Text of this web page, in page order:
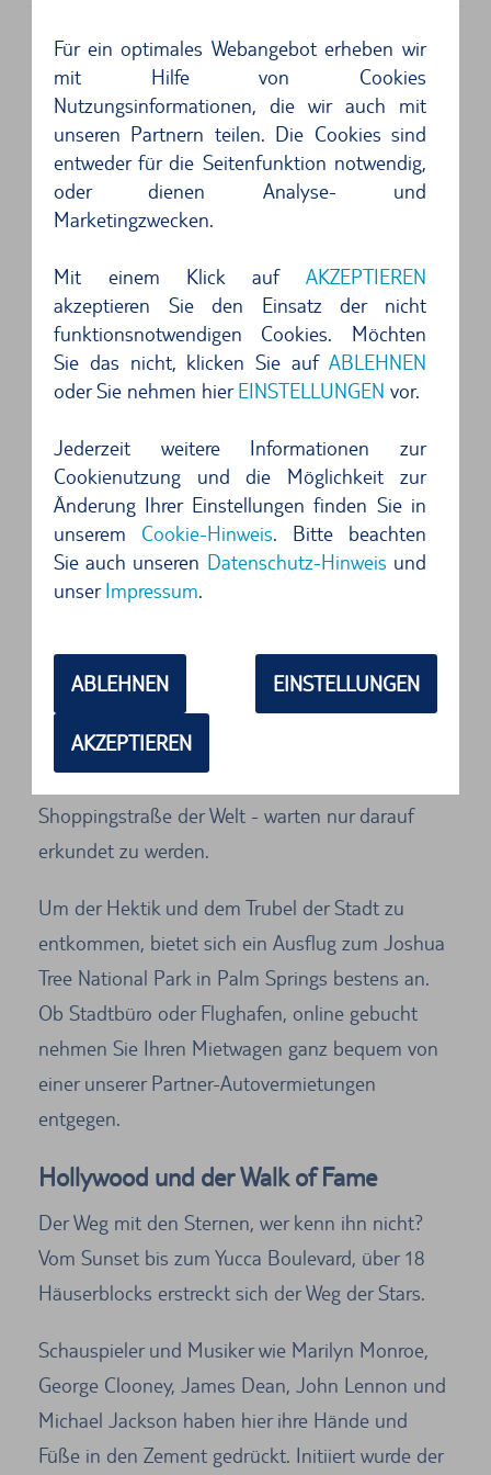
Für ein optimales Webangebot erheben wir
mit Hilfe von Cookies
Nutzungsinformationen, die wir auch mit
unseren Partnern teilen. Die Cookies sind
entweder für die Seitenfunktion notwendig,
oder dienen Analyse- und
Marketingzwecken.
Mit einem Klick aufAKZEPTIEREN
akzeptieren Sie den Einsatz der nicht
funktionsnotwendigen Cookies. Möchten
Sie das nicht, klicken Sie aufABLEHNEN
oder Sie nehmen hierEINSTELLUNGEN vor.
Jederzeit weitere Informationen zur
Cookienutzung und die Möglichkeit zur
Änderung Ihrer Einstellungen finden Sie in
unserem Cookie-Hinweis. Bitte beachten
Sie auch unseren Datenschutz-Hinweis und
unserImpressum.
ABLEHNEN EINSTELLUNGEN
AKZEPTIEREN
Los Angeles – Mit dem Mietwagen
durch Beverly Hills
Schon aus der Vogelperspektive lässt sich die
nicht enden wollende Küstenlinie erkennen, die
sich sanft an den Pazifischen Ozean schmiegt.
Los Angeles – die Stadt der Engel. Bekannt
durch Stars und Sternchen, berühmt durch den
legendären Schriftzug in den Hollywood Hills.
Die schachbrettartig angelegten Straßen lassen
sich wunderbar mit einem Mietwagen von TUI
Cars erkunden.
Der wohl bekannteste Stadtteil der Welt - Beverly
Hills - befindet sich im Norden der
Megametropole. Mit einer zuvor erstandenen
Straßenkarte geht es mit dem Mietwagen
zwischen Villen und Palmen auf Promi-Jagd. Ein
bei der Masse an Leihwagen unter TUICars.com
schnell gefunden haben. Unzählige Highlights
wie Venice Beach, Sunset Strip und der Rodeo
Drive - die Promimeile und teuerste
Shoppingstraße der Welt - warten nur darauf
erkundet zu werden.
Um der Hektik und dem Trubel der Stadt zu
entkommen, bietet sich ein Ausflug zum Joshua
Tree National Park in Palm Springs bestens an.
Ob Stadtbüro oder Flughafen, online gebucht
nehmen Sie Ihren Mietwagen ganz bequem von
einer unserer Partner-Autovermietungen
entgegen.
Hollywood und der Walk of Fame
Der Weg mit den Sternen, wer kenn ihn nicht?
Vom Sunset bis zum Yucca Boulevard, über 18
Häuserblocks erstreckt sich der Weg der Stars.
Schauspieler und Musiker wie Marilyn Monroe,
George Clooney, James Dean, John Lennon und
Michael Jackson haben hier ihre Hände und
Füße in den Zement gedrückt. Initiiert wurde der